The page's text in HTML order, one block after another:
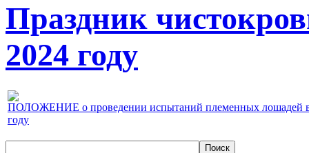
Праздник
2024 году
ПОЛОЖЕНИЕ о проведении испытаний племенных лошадей
году